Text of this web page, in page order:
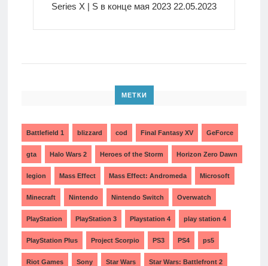
Series X | S в конце мая 2023 22.05.2023
МЕТКИ
Battlefield 1 blizzard cod Final Fantasy XV GeForce
gta Halo Wars 2 Heroes of the Storm Horizon Zero Dawn
legion Mass Effect Mass Effect: Andromeda Microsoft
Minecraft Nintendo Nintendo Switch Overwatch
PlayStation PlayStation 3 Playstation 4 play station 4
PlayStation Plus Project Scorpio PS3 PS4 ps5
Riot Games Sony Star Wars Star Wars: Battlefront 2